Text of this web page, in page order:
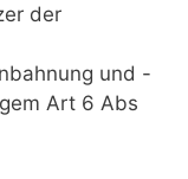
der
und -
Art 6 Abs